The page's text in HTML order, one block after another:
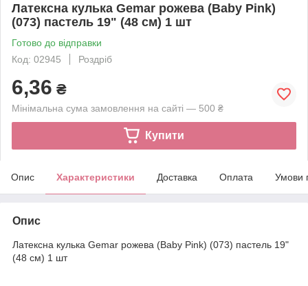
Латексна кулька Gemar рожева (Baby Pink)
(073) пастель 19" (48 см) 1 шт
Готово до відправки
Код: 02945
Роздріб
6,36 ₴
Мінімальна сума замовлення на сайті — 500 ₴
Купити
Опис Характеристики Доставка Оплата Умови
Опис
Латексна кулька Gemar рожева (Baby Pink) (073) пастель 19"
(48 см) 1 шт